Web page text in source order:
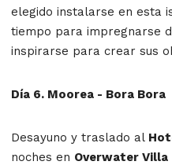
elegido instalarse en esta
tiempo para impregnarse
inspirarse para crear sus
Día 6. Moorea - Bora Bora
Desayuno y traslado al
noches en Overwater Villa